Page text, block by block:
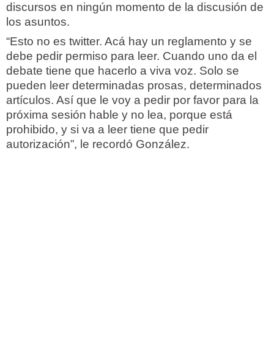
discursos en ningún momento de la discusión de
los asuntos.
“Esto no es twitter. Acá hay un reglamento y se
debe pedir permiso para leer. Cuando uno da el
debate tiene que hacerlo a viva voz. Solo se
pueden leer determinadas prosas, determinados
artículos. Así que le voy a pedir por favor para la
próxima sesión hable y no lea, porque está
prohibido, y si va a leer tiene que pedir
autorización”, le recordó González.